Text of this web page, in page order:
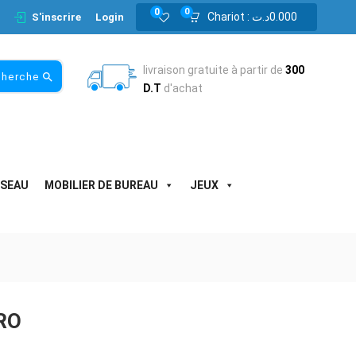
Chariot : 0.000د.ت 0
0
S'inscrire Login
livraison gratuite à partir de 300
D.T d'achat
MOBILIER DE BUREAU JEUX